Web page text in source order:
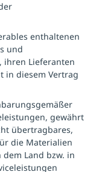
enthaltenen
und
ihren Lieferanten
in diesem Vertrag
gewährt
übertragbares,
die Materialien
Land bzw. in